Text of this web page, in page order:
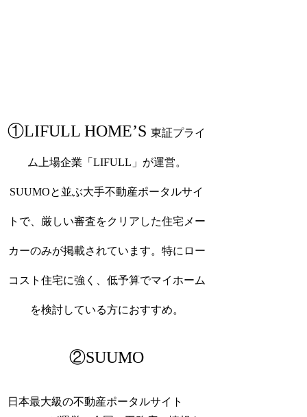
①LIFULL HOME’S 東証プライ
ム上場企業「LIFULL」が運営。
SUUMOと並ぶ大手不動産ポータルサイ
トで、厳しい審査をクリアした住宅メー
カーのみが掲載されています。特にロー
コスト住宅に強く、低予算でマイホーム
を検討している方におすすめ。
②SUUMO
日本最大級の不動産ポータルサイト